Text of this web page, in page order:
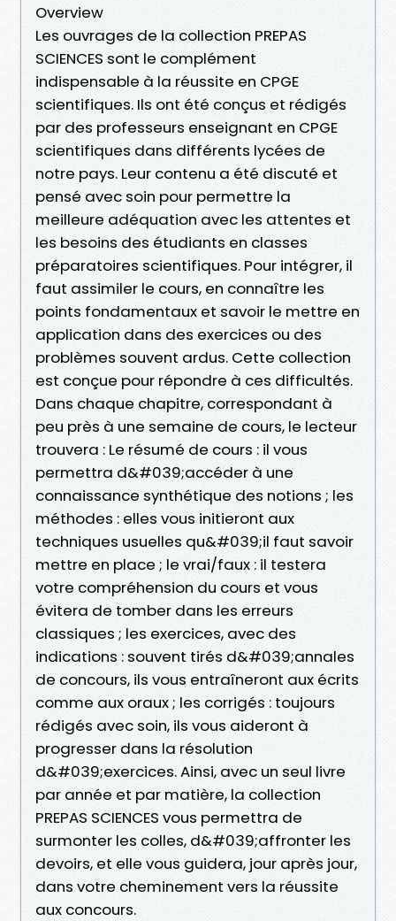
Overview
Les ouvrages de la collection PREPAS
SCIENCES sont le complément
indispensable à la réussite en CPGE
scientifiques. Ils ont été conçus et rédigés
par des professeurs enseignant en CPGE
scientifiques dans différents lycées de
notre pays. Leur contenu a été discuté et
pensé avec soin pour permettre la
meilleure adéquation avec les attentes et
les besoins des étudiants en classes
préparatoires scientifiques. Pour intégrer, il
faut assimiler le cours, en connaître les
points fondamentaux et savoir le mettre en
application dans des exercices ou des
problèmes souvent ardus. Cette collection
est conçue pour répondre à ces difficultés.
Dans chaque chapitre, correspondant à
peu près à une semaine de cours, le lecteur
trouvera : Le résumé de cours : il vous
permettra d&#039;accéder à une
connaissance synthétique des notions ; les
méthodes : elles vous initieront aux
techniques usuelles qu&#039;il faut savoir
mettre en place ; le vrai/faux : il testera
votre compréhension du cours et vous
évitera de tomber dans les erreurs
classiques ; les exercices, avec des
indications : souvent tirés d&#039;annales
de concours, ils vous entraîneront aux écrits
comme aux oraux ; les corrigés : toujours
rédigés avec soin, ils vous aideront à
progresser dans la résolution
d&#039;exercices. Ainsi, avec un seul livre
par année et par matière, la collection
PREPAS SCIENCES vous permettra de
surmonter les colles, d&#039;affronter les
devoirs, et elle vous guidera, jour après jour,
dans votre cheminement vers la réussite
aux concours.